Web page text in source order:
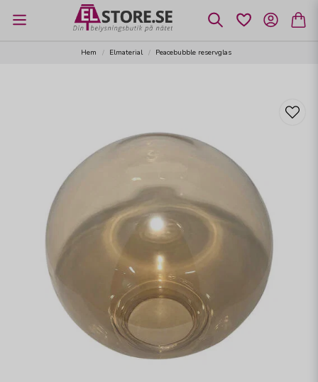
Hem Elmaterial Peacebubble reservglas